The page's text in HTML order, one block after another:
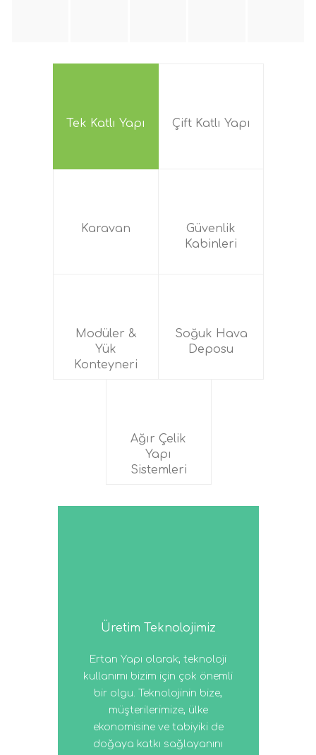
Tek Katlı Yapı Çift Katlı Yapı
Karavan
Güvenlik
Kabinleri
Modüler &
Yük
Konteyneri
Soğuk Hava
Deposu
Ağır Çelik
Yapı
Sistemleri
Üretim Teknolojimiz
Ertan Yapı olarak; teknoloji
kullanımı bizim için çok önemli
bir olgu. Teknolojinin bize,
müşterilerimize, ülke
ekonomisine ve tabiyiki de
doğaya katkı sağlayanını